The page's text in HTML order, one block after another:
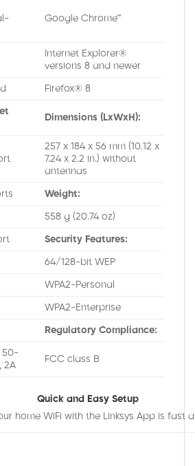
Google Chrome™
Internet Explorer®
versions 8 and newer
Firefox® 8
Dimensions (LxWxH):
257 x 184 x 56 mm (10.12 x
7.24 x 2.2 in.) without
antennas
Weight:
558 g (20.74 oz)
Security Features:
64/128-bit WEP
WPA2-Personal
WPA2-Enterprise
Regulatory Compliance:
50-
2A
FCC class B
Quick and Easy Setup
home WiFi with the Linksys App is fast